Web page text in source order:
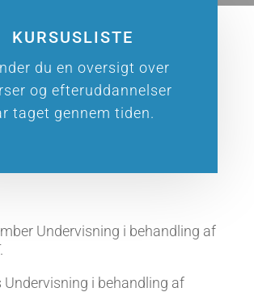
KURSUSLISTE
du en oversigt over
og efteruddannelser
taget gennem tiden.
Undervisning i behandling af
i behandling af